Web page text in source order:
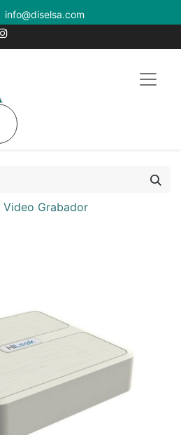
info@diselsa.com
Video Grabador